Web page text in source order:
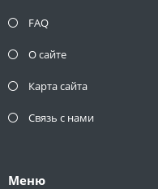
FAQ
О сайте
Карта сайта
Связь с нами
Меню